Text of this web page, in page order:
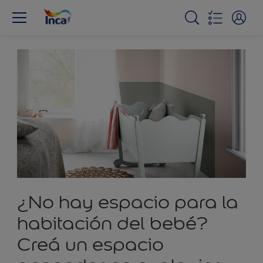
¿No hay espacio para la
habitación del bebé?
Creá un espacio